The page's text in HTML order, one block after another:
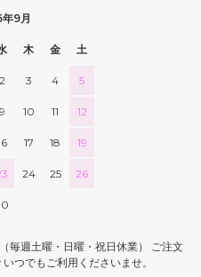
9月
木 金 土
2 3 4 5
9 10 11 12
17 18 19
24 25 26
毎週土曜・日曜・祝日休業） ご注文
つでもご利用くださいませ。